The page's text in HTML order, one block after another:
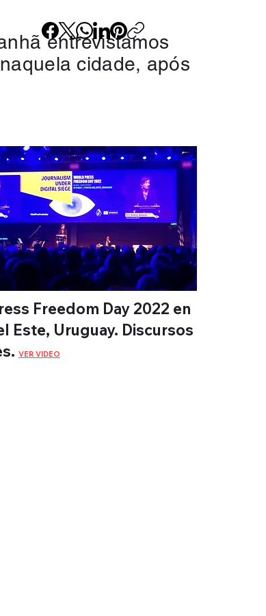
entrevistamos
cidade, após
Freedom Day 2022 en
Este, Uruguay. Discursos
VER VIDEO